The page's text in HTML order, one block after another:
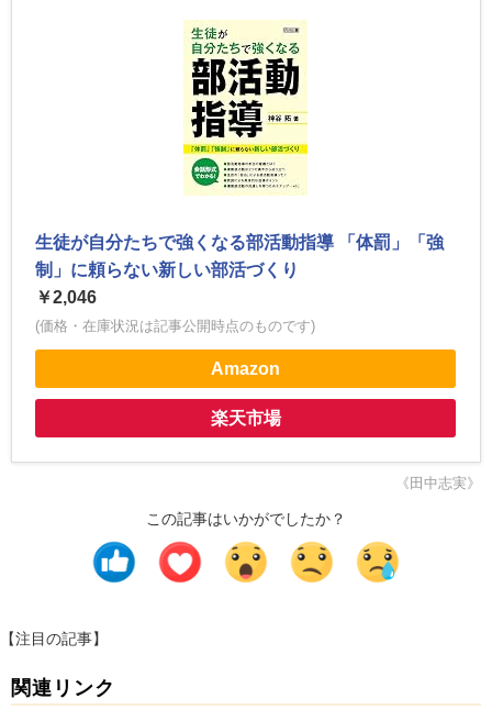
生徒が自分たちで強くなる部活動指導 「体罰」「強
制」に頼らない新しい部活づくり
￥2,046
(価格・在庫状況は記事公開時点のものです)
Amazon
楽天市場
《田中志実》
この記事はいかがでしたか？
【注目の記事】
関連リンク